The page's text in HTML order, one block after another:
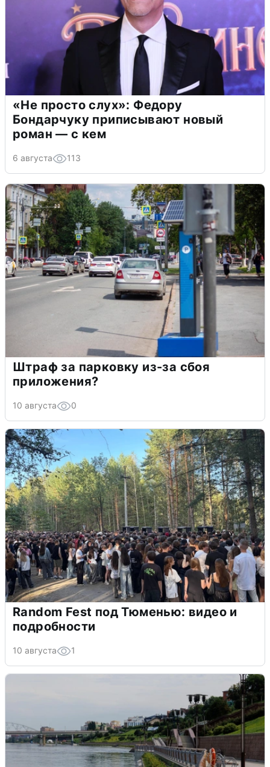
«Не просто слух»: Федору
Бондарчуку приписывают новый
роман — с кем
6 августа 113
Штраф за парковку из-за сбоя
приложения?
10 августа 0
Random Fest под Тюменью: видео и
подробности
10 августа 1